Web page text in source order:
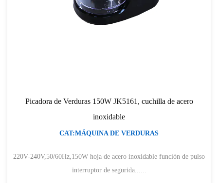
Picadora de Verduras 150W JK5161, cuchilla de acero
inoxidable
CAT:MÁQUINA DE VERDURAS
220V-240V,50/60Hz,150W hoja de acero inoxidable función de pulso
interruptor de segurida......